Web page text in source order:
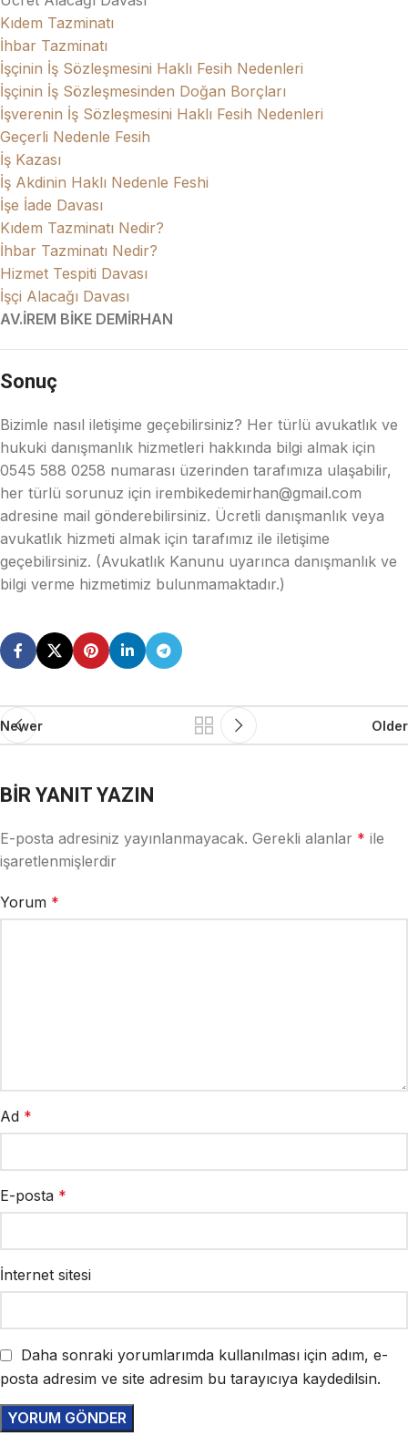
Kıdem Tazminatı
İhbar Tazminatı
İşçinin İş Sözleşmesini Haklı Fesih Nedenleri
İşçinin İş Sözleşmesinden Doğan Borçları
İşverenin İş Sözleşmesini Haklı Fesih Nedenleri
Geçerli Nedenle Fesih
İş Kazası
İş Akdinin Haklı Nedenle Feshi
İşe İade Davası
Kıdem Tazminatı Nedir?
İhbar Tazminatı Nedir?
Hizmet Tespiti Davası
İşçi Alacağı Davası
AV.İREM BİKE DEMİRHAN
Sonuç
Bizimle nasıl iletişime geçebilirsiniz? Her türlü avukatlık ve
hukuki danışmanlık hizmetleri hakkında bilgi almak için
0545 588 0258 numarası üzerinden tarafımıza ulaşabilir,
her türlü sorunuz için irembikedemirhan@gmail.com
adresine mail gönderebilirsiniz. Ücretli danışmanlık veya
avukatlık hizmeti almak için tarafımız ile iletişime
geçebilirsiniz. (Avukatlık Kanunu uyarınca danışmanlık ve
bilgi verme hizmetimiz bulunmamaktadır.)
Newer Older
BIR YANIT YAZIN
E-posta adresiniz yayınlanmayacak. Gerekli alanlar * ile
işaretlenmişlerdir
Yorum *
Ad *
E-posta *
İnternet sitesi
Daha sonraki yorumlarımda kullanılması için adım, e-
posta adresim ve site adresim bu tarayıcıya kaydedilsin.